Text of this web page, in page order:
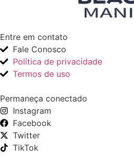
Entre em contato
Fale Conosco
Política de privacidade
Termos de uso
Permaneça conectado
Instagram
Facebook
Twitter
TikTok